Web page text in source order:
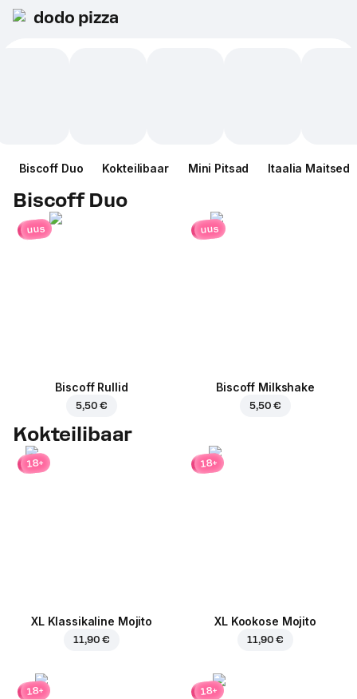
dodo pizza
Biscoff Duo Kokteilibaar Mini Pitsad Itaalia Maitsed
Biscoff Duo
uus
Biscoff Rullid
5,50 €
uus
Biscoff Milkshake
5,50 €
Kokteilibaar
18+
XL Klassikaline Mojito
11,90 €
18+
XL Kookose Mojito
11,90 €
18+ 18+